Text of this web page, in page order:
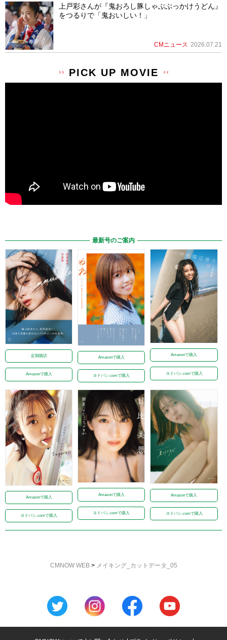
上戸彩さんが『鬼おろし豚しゃぶぶっかけうどん』
をつるりで「鬼おいしい！」
CMニュース 2026.07.21
PICK UP MOVIE
最新号のご案内
定期購読
Amazonで購入
Amazonで購入
ヨドバシ.comで購入
Amazonで購入
ヨドバシ.comで購入
Amazonで購入
ヨドバシ.comで購入
Amazonで購入
ヨドバシ.comで購入
Amazonで購入
ヨドバシ.comで購入
CMNOW WEB> メイキング_カットデータ_05